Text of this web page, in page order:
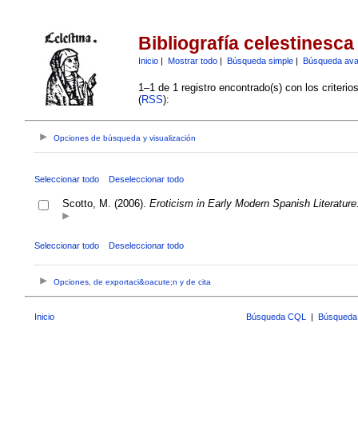
Bibliografía celestinesca
Inicio| Mostrar todo| Búsqueda simple| Búsqueda
1–1 de 1 registro encontrado(s) con los
(RSS):
Opciones de búsqueda y visualización
Seleccionar todo Deseleccionar todo
Scotto, M. (2006). Eroticism in Early Modern Spanish
Seleccionar todo Deseleccionar todo
Opciones, de exportaci&oacute;n y de cita
Inicio Búsqueda CQL |